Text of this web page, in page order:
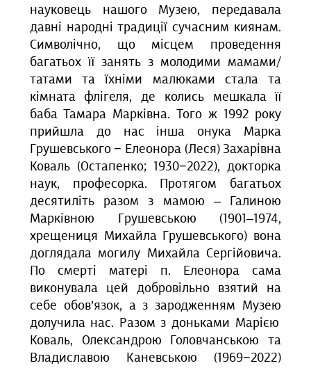
науковець нашого Музею, передавала
давні народні традиції сучасним киянам.
Символічно, що місцем проведення
багатьох її занять з молодими мамами/
татами та їхніми малюками стала та
кімната флігеля, де колись мешкала її
баба Тамара Марківна. Того ж 1992 року
прийшла до нас інша онука Марка
Грушевського − Елеонора (Леся) Захарівна
Коваль (Остапенко; 1930−2022), докторка
наук, професорка. Протягом багатьох
десятиліть разом з мамою – Галиною
Марківною
Грушевською (1901–1974,
хрещениця Михайла Грушевського) вона
доглядала могилу Михайла Сергійовича.
По смерті матері п.
Елеонора сама
виконувала цей добровільно взятий на
себе обов’язок, а з зародженням Музею
долучила нас. Разом з доньками Марією
Коваль, Олександрою Головчанською та
Владиславою Каневською (1969−2022)